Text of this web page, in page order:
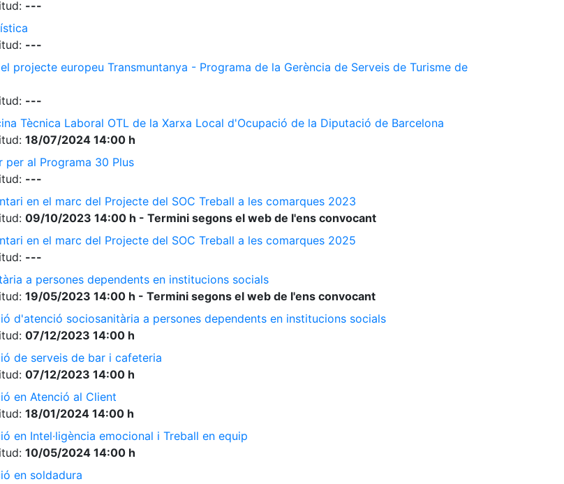
---
---
projecte europeu Transmuntanya - Programa de la Gerència de Serveis de Turisme de
---
Tècnica Laboral OTL de la Xarxa Local d'Ocupació de la Diputació de Barcelona
18/07/2024 14:00 h
al Programa 30 Plus
---
en el marc del Projecte del SOC Treball a les comarques 2023
09/10/2023 14:00 h - Termini segons el web de l'ens convocant
en el marc del Projecte del SOC Treball a les comarques 2025
---
a persones dependents en institucions socials
19/05/2023 14:00 h - Termini segons el web de l'ens convocant
d'atenció sociosanitària a persones dependents en institucions socials
07/12/2023 14:00 h
de serveis de bar i cafeteria
07/12/2023 14:00 h
en Atenció al Client
18/01/2024 14:00 h
en Intel·ligència emocional i Treball en equip
10/05/2024 14:00 h
en soldadura